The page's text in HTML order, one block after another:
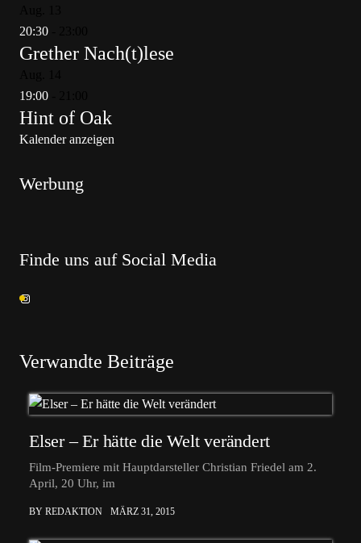
20:30
Grether Nach(t)lese
19:00
Hint of Oak
Kalender anzeigen
Werbung
Finde uns auf Social Media
Verwandte Beiträge
Elser – Er hätte die Welt verändert
Film-Premiere mit Hauptdarsteller Christian Friedel am 2.
April, 20 Uhr, im
BY REDAKTION MÄRZ 31, 2015